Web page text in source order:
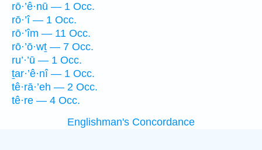
rō·’ê·nū — 1 Occ.
rō·’î — 1 Occ.
rō·’îm — 11 Occ.
rō·’ō·wṯ — 7 Occ.
ru’·’ū — 1 Occ.
ṯar·’ê·nî — 1 Occ.
tê·rā·’eh — 2 Occ.
tê·re — 4 Occ.
Englishman's Concordance